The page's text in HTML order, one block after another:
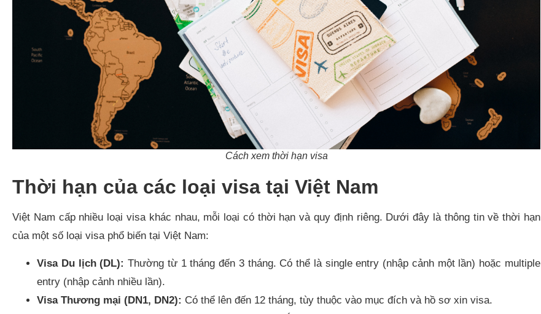
Cách xem thời hạn visa
Thời hạn của các loại visa tại Việt Nam
Việt Nam cấp nhiều loại visa khác nhau, mỗi loại có thời hạn và quy định riêng. Dưới đây là thông tin về thời hạn
của một số loại visa phổ biến tại Việt Nam:
Visa Du lịch (DL):Thường từ 1 tháng đến 3 tháng. Có thể là single entry (nhập cảnh một lần) hoặc multiple
entry (nhập cảnh nhiều lần).
Visa Thương mại (DN1, DN2): Có thể lên đến 12 tháng, tùy thuộc vào mục đích và hồ sơ xin visa.